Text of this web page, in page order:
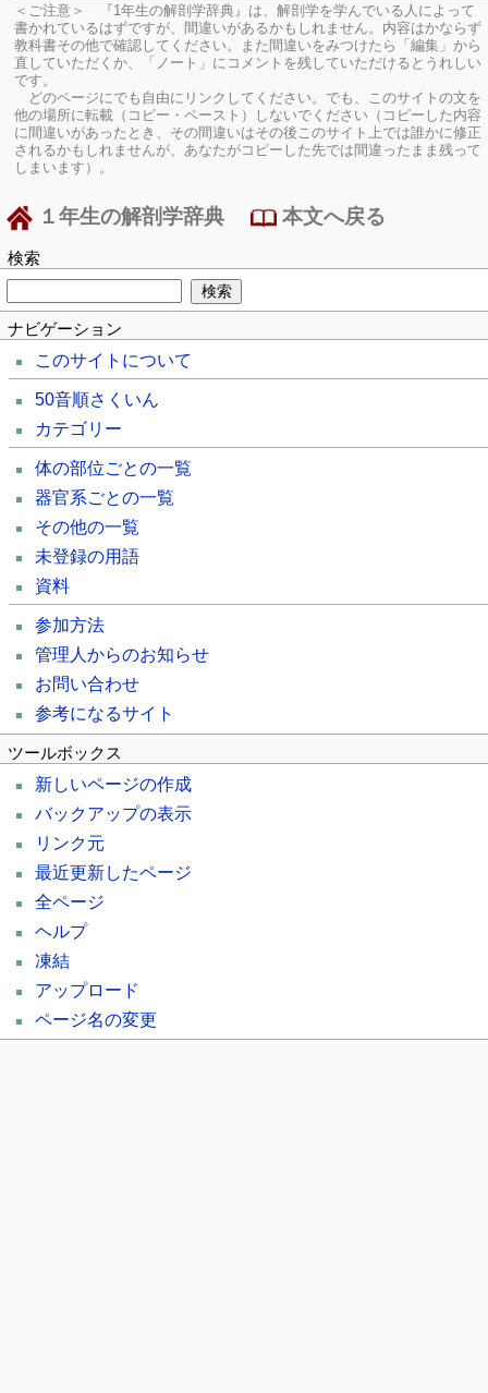
＜ご注意＞ 『1年生の解剖学辞典』は、解剖学を学んでいる人によって
書かれているはずですが、間違いがあるかもしれません。内容はかならず
教科書その他で確認してください。
また間違いをみつけたら「編集」から
直していただくか、「ノート」にコメントを残していただけるとうれしい
です。
どのページにでも自由にリンクしてください。でも、このサイトの文を
他の場所に転載（コピー・ペースト）しないでください（コピーした内容
に間違いがあったとき、その間違いはその後このサイト上では誰かに修正
されるかもしれませんが、あなたがコピーした先では間違ったまま残って
しまいます）。
１年生の解剖学辞典 本文へ戻る
検索
ナビゲーション
このサイトについて
50音順さくいん
カテゴリー
体の部位ごとの一覧
器官系ごとの一覧
その他の一覧
未登録の用語
資料
参加方法
管理人からのお知らせ
お問い合わせ
参考になるサイト
ツールボックス
新しいページの作成
バックアップの表示
リンク元
最近更新したページ
全ページ
ヘルプ
凍結
アップロード
ページ名の変更